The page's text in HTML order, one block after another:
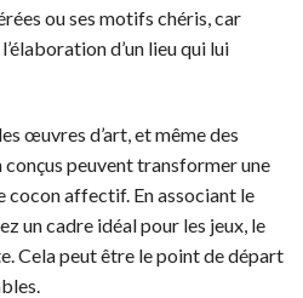
ou ses motifs chéris, car
d’un lieu qui lui
œuvres d’art, et même des
peuvent transformer une
cocon affectif. En associant le
un cadre idéal pour les jeux, le
Cela peut être le point de départ